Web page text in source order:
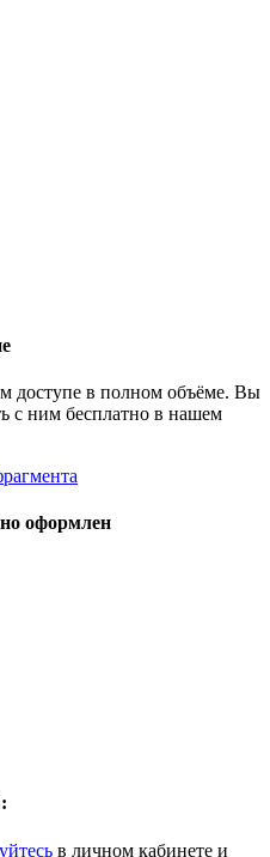
доступе в полном объёме. Вы
с ним бесплатно в нашем
оформлен
в личном кабинете и